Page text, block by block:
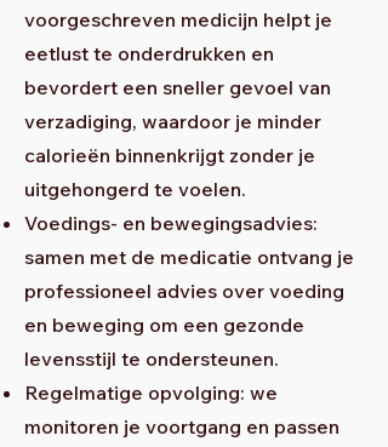
voorgeschreven medicijn helpt je
eetlust te onderdrukken en
bevordert een sneller gevoel van
verzadiging, waardoor je minder
calorieën binnenkrijgt zonder je
uitgehongerd te voelen.
Voedings- en bewegingsadvies:
samen met de medicatie ontvang je
professioneel advies over voeding
en beweging om een gezonde
levensstijl te ondersteunen.
Regelmatige opvolging: we
monitoren je voortgang en passen